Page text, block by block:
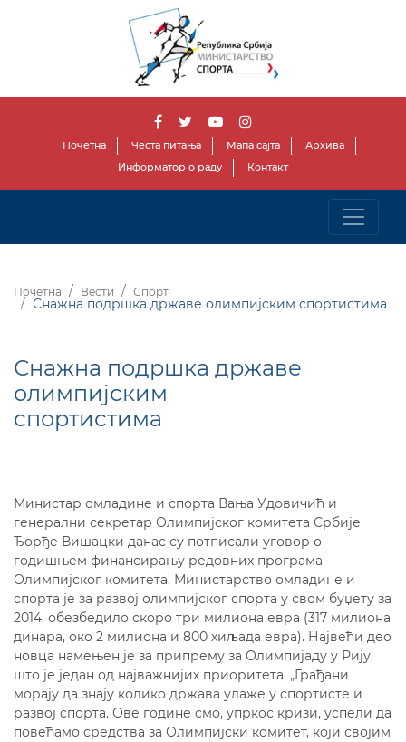
Почетна Честа питања Мапа сајта
Архива
Информатор о раду
Контакт
Почетна Вести Спорт
Снажна подршка државе олимпијским спортистима
Снажна подршка државе
олимпијским
спортистима
Министар омладине и спорта Вања Удовичић и
генерални секретар Олимпијског комитета Србије
Ђорђе Вишацки данас су потписали уговор о
годишњем финансирању редовних програма
Олимпијског комитета. Министарство омладине и
спорта је за развој олимпијског спорта у свом буџету за
2014. обезбедило скоро три милиона евра (317 милиона
динара, око 2 милиона и 800 хиљада евра). Највећи део
новца намењен је за припрему за Олимпијаду у Рију,
што је један од најважнијих приоритета. „Грађани
морају да знају колико држава улаже у спортисте и
развој спорта. Ове године смо, упркос кризи, успели да
повећамо средства за Олимпијски комитет, који својим